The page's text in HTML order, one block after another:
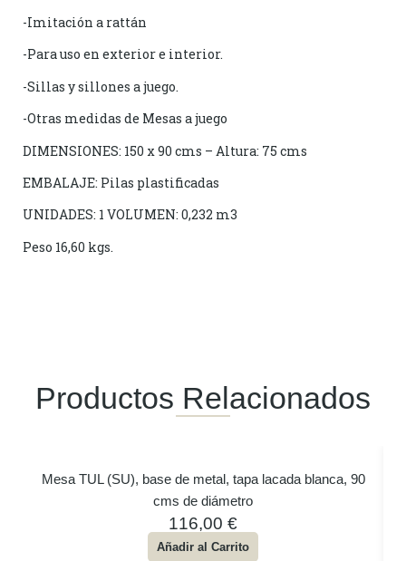
-Imitación a rattán
-Para uso en exterior e interior.
-Sillas y sillones a juego.
-Otras medidas de Mesas a juego
DIMENSIONES: 150 x 90 cms – Altura: 75 cms
EMBALAJE: Pilas plastificadas
UNIDADES: 1 VOLUMEN: 0,232 m3
Peso 16,60 kgs.
Productos Relacionados
Mesa TUL (SU), base de metal, tapa lacada blanca, 90
cms de diámetro
116,00 €
Añadir al Carrito